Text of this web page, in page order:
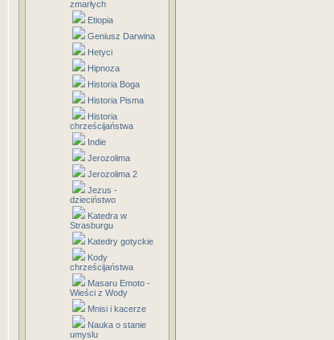
zmarłych
Etiopia
Geniusz Darwina
Hetyci
Hipnoza
Historia Boga
Historia Pisma
Historia
chrześcijaństwa
Indie
Jerozolima
Jerozolima 2
Jezus -
dzieciństwo
Katedra w
Strasburgu
Katedry gotyckie
Kody
chrześcijaństwa
Masaru Emoto -
Wieści z Wody
Mnisi i kacerze
Nauka o stanie
umyslu